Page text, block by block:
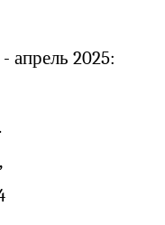
апрель 2025: